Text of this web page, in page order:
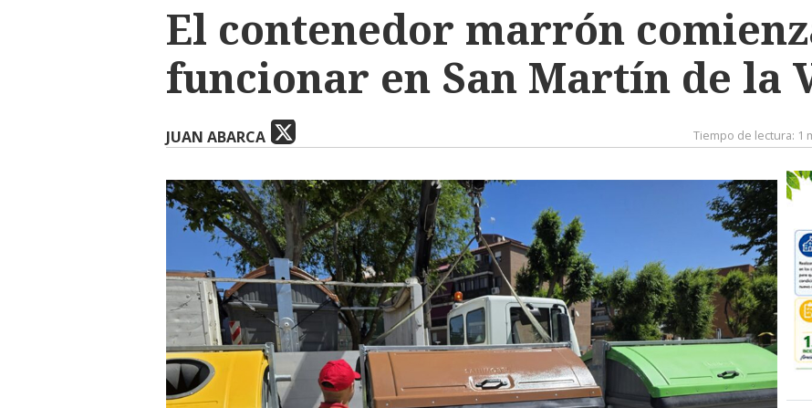
El contenedor marrón
funcionar en San Martín de la
JUAN ABARCA Tiempo de lectura: 1